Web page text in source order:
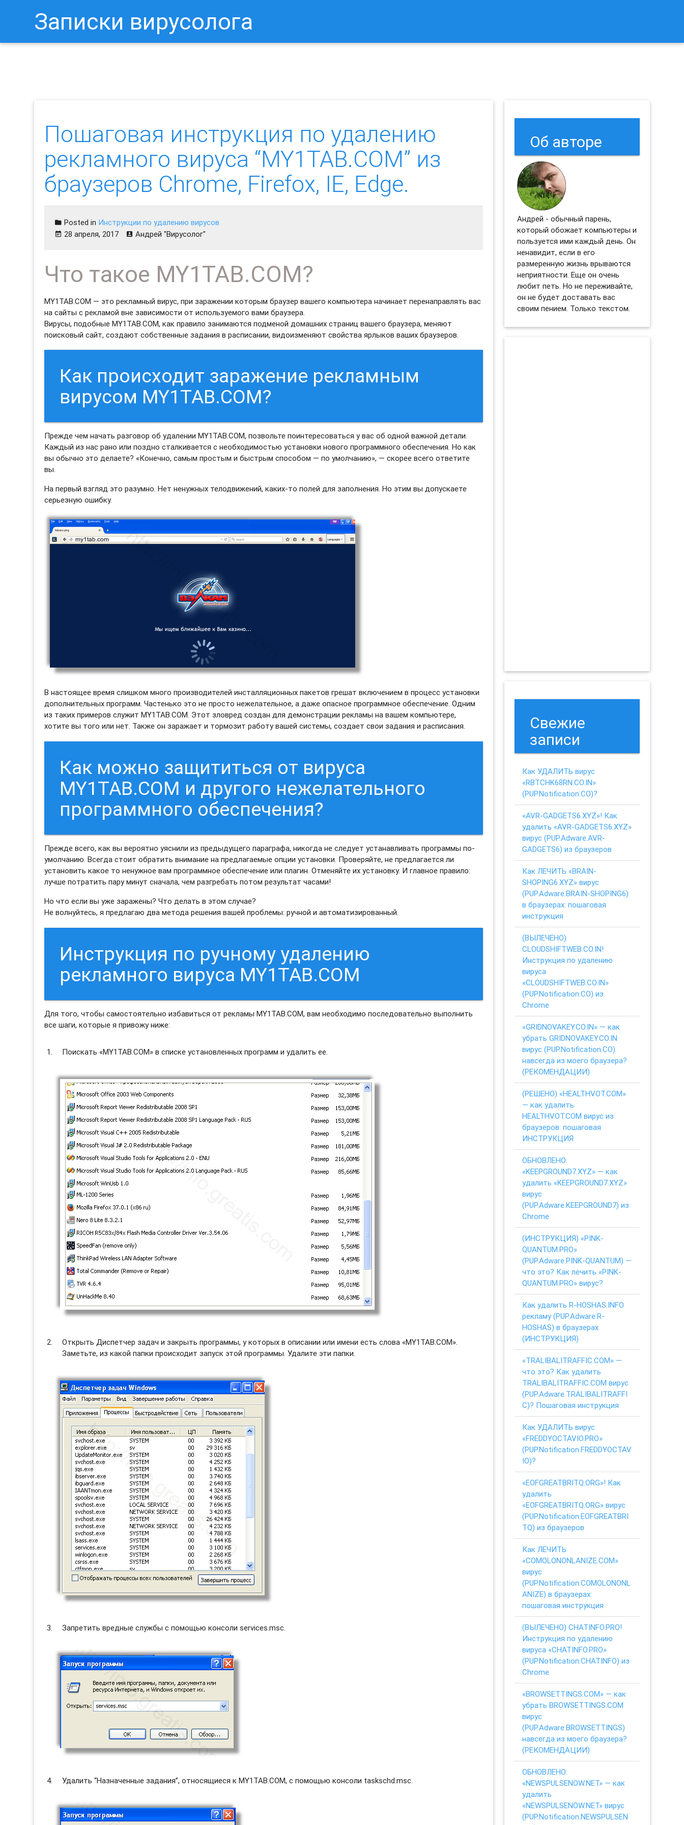
Записки вирусолога
Пошаговая инструкция по удалению
рекламного вируса “MY1TAB.COM” из
браузеров Chrome, Firefox, IE, Edge.
Posted in Инструкции по удалению вирусов
28 апреля, 2017
Андрей "Вирусолог"
Что такое MY1TAB.COM?
MY1TAB.COM — это рекламный вирус, при заражении которым браузер вашего компьютера начинает перенаправлять вас
на сайты с рекламой вне зависимости от используемого вами браузера.
Вирусы, подобные MY1TAB.COM, как правило занимаются подменой домашних страниц вашего браузера, меняют
поисковый сайт, создают собственные задания в расписании, видоизменяют свойства ярлыков ваших браузеров.
Как происходит заражение рекламным
вирусом MY1TAB.COM?
Прежде чем начать разговор об удалении MY1TAB.COM, позвольте поинтересоваться у вас об одной важной детали.
Каждый из нас рано или поздно сталкивается с необходимостью установки нового программного обеспечения. Но как
вы обычно это делаете? «Конечно, самым простым и быстрым способом — по умолчанию», — скорее всего ответите
вы.
На первый взгляд это разумно. Нет ненужных телодвижений, каких-то полей для заполнения. Но этим вы допускаете
серьезную ошибку.
В настоящее время слишком много производителей инсталляционных пакетов грешат включением в процесс установки
дополнительных программ. Частенько это не просто нежелательное, а даже опасное программное обеспечение. Одним
из таких примеров служит MY1TAB.COM. Этот зловред создан для демонстрации рекламы на вашем компьютере,
хотите вы того или нет. Также он заражает и тормозит работу вашей системы, создает свои задания и расписания.
Как можно защититься от вируса
MY1TAB.COM и другого нежелательного
программного обеспечения?
Прежде всего, как вы вероятно уяснили из предыдущего параграфа, никогда не следует устанавливать программы по-
умолчанию. Всегда стоит обратить внимание на предлагаемые опции установки. Проверяйте, не предлагается ли
установить какое то ненужное вам программное обеспечение или плагин. Отменяйте их установку. И главное правило:
лучше потратить пару минут сначала, чем разгребать потом результат часами!
Но что если вы уже заражены? Что делать в этом случае?
Не волнуйтесь, я предлагаю два метода решения вашей проблемы: ручной и автоматизированный.
Инструкция по ручному удалению
рекламного вируса MY1TAB.COM
Для того, чтобы самостоятельно избавиться от рекламы MY1TAB.COM, вам необходимо последовательно выполнить
все шаги, которые я привожу ниже:
Поискать «MY1TAB.COM» в списке установленных программ и удалить ее.
Открыть Диспетчер задач и закрыть программы, у которых в описании или имени есть слова «MY1TAB.COM».
Заметьте, из какой папки происходит запуск этой программы. Удалите эти папки.
Запретить вредные службы с помощью консоли services.msc.
Удалить “Назначенные задания”, относящиеся к MY1TAB.COM, с помощью консоли taskschd.msc.
Об авторе
Андрей - обычный парень,
который обожает компьютеры и
пользуется ими каждый день. Он
ненавидит, если в его
размеренную жизнь врываются
неприятности. Еще он очень
любит петь. Но не переживайте,
он не будет доставать вас
своим пением. Только текстом.
Свежие
записи
Как УДАЛИТЬ вирус
«RBTCHK68RN.CO.IN»
(PUP.Notification.CO)?
«AVR-GADGETS6.XYZ»! Как
удалить «AVR-GADGETS6.XYZ»
вирус (PUP.Adware.AVR-
GADGETS6) из браузеров
Как ЛЕЧИТЬ «BRAIN-
SHOPING6.XYZ» вирус
(PUP.Adware.BRAIN-SHOPING6)
в браузерах: пошаговая
инструкция
(ВЫЛЕЧЕНО)
CLOUDSHIFTWEB.CO.IN!
Инструкция по удалению
вируса
«CLOUDSHIFTWEB.CO.IN»
(PUP.Notification.CO) из
Chrome
«GRIDNOVAKEY.CO.IN» — как
убрать GRIDNOVAKEY.CO.IN
вирус (PUP.Notification.CO)
навсегда из моего браузера?
(РЕКОМЕНДАЦИИ)
(РЕШЕНО) «HEALTHVOT.COM»
— как удалить
HEALTHVOT.COM вирус из
браузеров: пошаговая
ИНСТРУКЦИЯ
ОБНОВЛЕНО:
«KEEPGROUND7.XYZ» — как
удалить «KEEPGROUND7.XYZ»
вирус
(PUP.Adware.KEEPGROUND7) из
Chrome
(ИНСТРУКЦИЯ) «PINK-
QUANTUM.PRO»
(PUP.Adware.PINK-QUANTUM) —
что это? Как лечить «PINK-
QUANTUM.PRO» вирус?
Как удалить R-HOSHAS.INFO
рекламу (PUP.Adware.R-
HOSHAS) в браузерах
(ИНСТРУКЦИЯ)
«TRALIBALITRAFFIC.COM» —
что это? Как удалить
TRALIBALITRAFFIC.COM вирус
(PUP.Adware.TRALIBALITRAFFI
C)? Пошаговая инструкция
Как УДАЛИТЬ вирус
«FREDDYOCTAVIO.PRO»
(PUP.Notification.FREDDYOCTAV
IO)?
«EOFGREATBRITQ.ORG»! Как
удалить
«EOFGREATBRITQ.ORG» вирус
(PUP.Notification.EOFGREATBRI
TQ) из браузеров
Как ЛЕЧИТЬ
«COMOLONONLANIZE.COM»
вирус
(PUP.Notification.COMOLONONL
ANIZE) в браузерах:
пошаговая инструкция
(ВЫЛЕЧЕНО) CHATINFO.PRO!
Инструкция по удалению
вируса «CHATINFO.PRO»
(PUP.Notification.CHATINFO) из
Chrome
«BROWSETTINGS.COM» — как
убрать BROWSETTINGS.COM
вирус
(PUP.Adware.BROWSETTINGS)
навсегда из моего браузера?
(РЕКОМЕНДАЦИИ)
ОБНОВЛЕНО:
«NEWSPULSENOW.NET» — как
удалить
«NEWSPULSENOW.NET» вирус
(PUP.Notification.NEWSPULSEN